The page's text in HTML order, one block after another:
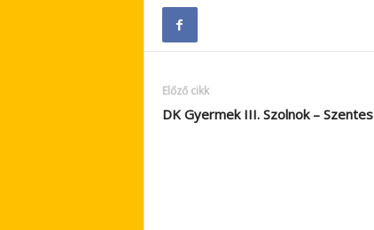
Előző cikk
DK Gyermek III. Szolnok – Szentes